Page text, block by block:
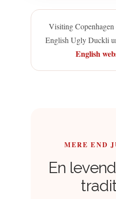
Visiting
English Ugly Duckli
English
MERE END
En